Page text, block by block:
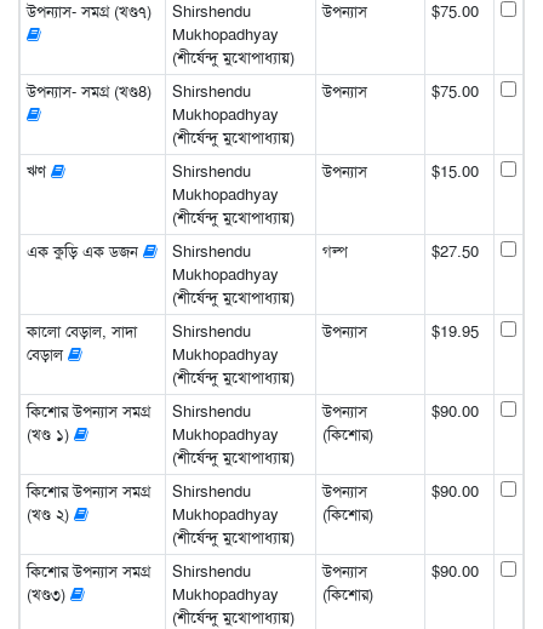
উপন্যাস- সমগ্র (খণ্ড৭)
Shirshendu
Mukhopadhyay
(শীর্ষেন্দু মুখোপাধ্যায়)
উপন্যাস $75.00
উপন্যাস- সমগ্র (খণ্ড8)
Shirshendu
Mukhopadhyay
(শীর্ষেন্দু মুখোপাধ্যায়)
উপন্যাস $75.00
ঋণ
Shirshendu
Mukhopadhyay
(শীর্ষেন্দু মুখোপাধ্যায়)
উপন্যাস $15.00
এক কুড়ি এক ডজন
Shirshendu
Mukhopadhyay
(শীর্ষেন্দু মুখোপাধ্যায়)
গল্প $27.50
কালো বেড়াল, সাদা
বেড়াল
Shirshendu
Mukhopadhyay
(শীর্ষেন্দু মুখোপাধ্যায়)
উপন্যাস $19.95
কিশোর উপন্যাস সমগ্র
(খণ্ড ১)
Shirshendu
Mukhopadhyay
(শীর্ষেন্দু মুখোপাধ্যায়)
উপন্যাস
(কিশোর)
$90.00
কিশোর উপন্যাস সমগ্র
(খণ্ড ২)
Shirshendu
Mukhopadhyay
(শীর্ষেন্দু মুখোপাধ্যায়)
উপন্যাস
(কিশোর)
$90.00
কিশোর উপন্যাস সমগ্র
(খণ্ড৩)
Shirshendu
Mukhopadhyay
(শীর্ষেন্দু মুখোপাধ্যায়)
উপন্যাস
(কিশোর)
$90.00